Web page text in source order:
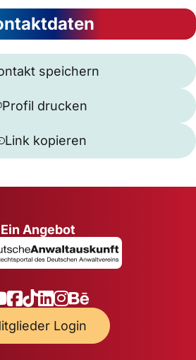
speichern
Profil drucken
Link kopieren
Ein Angebot
Login